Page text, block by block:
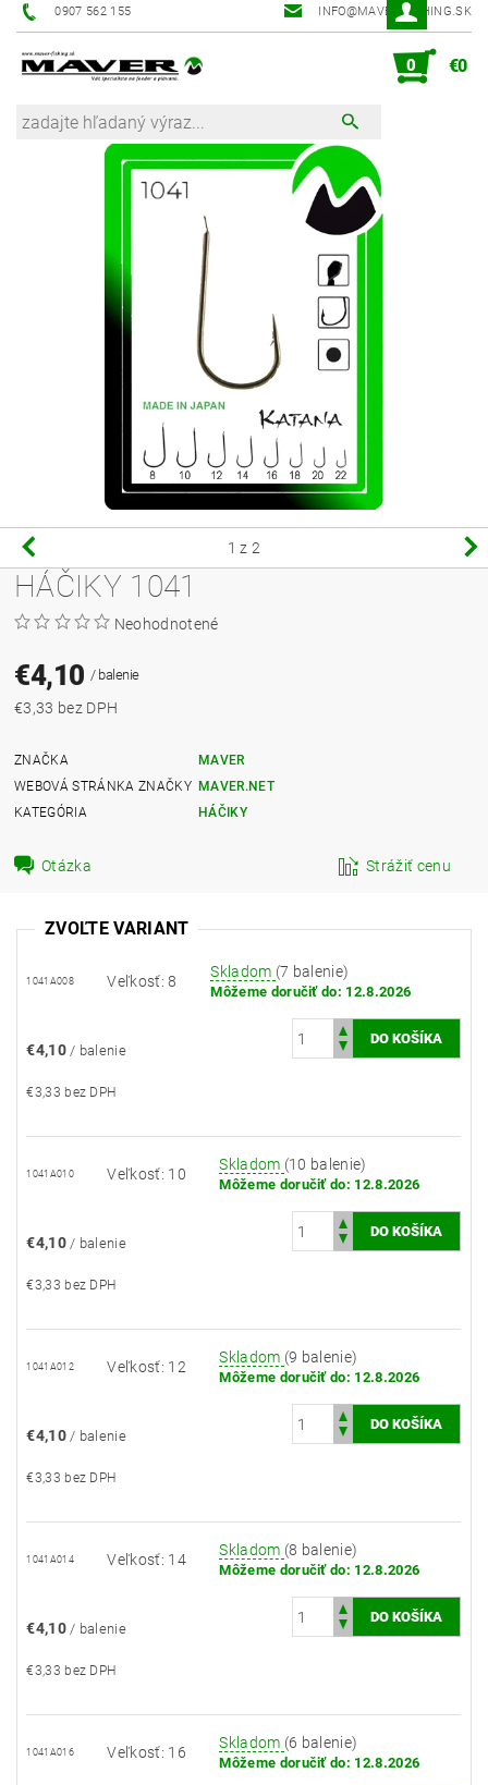
0907 562 155 INFO@MAVER-FISHING.SK
0 €0
1 z 2
HÁČIKY 1041
Neohodnotené
€4,10/ balenie
€3,33 bez DPH
ZNAČKA
MAVER
WEBOVÁ STRÁNKA ZNAČKY MAVER.NET
KATEGÓRIA
HÁČIKY
Otázka Strážiť cenu
ZVOĽTE VARIANT
1041A008 Veľkosť: 8
Skladom (7 balenie)
Môžeme doručiť do: 12.8.2026
€4,10 / balenie
€3,33 bez DPH
1041A010 Veľkosť: 10
Skladom (10 balenie)
Môžeme doručiť do: 12.8.2026
€4,10 / balenie
€3,33 bez DPH
1041A012 Veľkosť: 12
Skladom (9 balenie)
Môžeme doručiť do: 12.8.2026
€4,10 / balenie
€3,33 bez DPH
1041A014 Veľkosť: 14
Skladom (8 balenie)
Môžeme doručiť do: 12.8.2026
€4,10 / balenie
€3,33 bez DPH
1041A016 Veľkosť: 16
Skladom (6 balenie)
Môžeme doručiť do: 12.8.2026